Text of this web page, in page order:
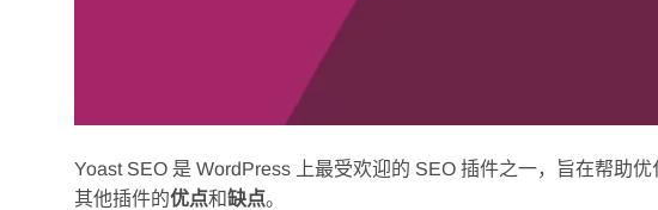
Yoast SEO 是 WordPress 上最受欢迎的 SEO 插件之一，旨在帮助
其他插件的优点和缺点。